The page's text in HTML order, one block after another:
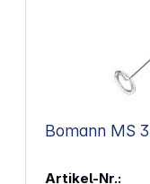
Artikel-Nr.: